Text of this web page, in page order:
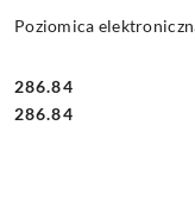
Poziomica
Cena:
286.84
Cena:
286.84